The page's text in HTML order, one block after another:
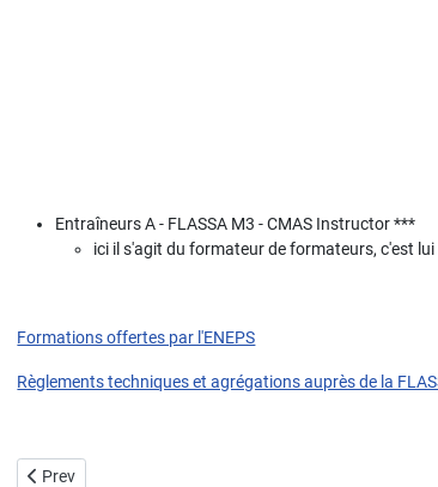
Entraîneurs A - FLASSA M3 - CMAS Instructor ***
ici il s'agit du formateur de formateurs, c'est
Formations offertes par l'ENEPS
Règlements techniques et agrégations auprès de la
Previous article: Le P3 - CMAS ***
Prev